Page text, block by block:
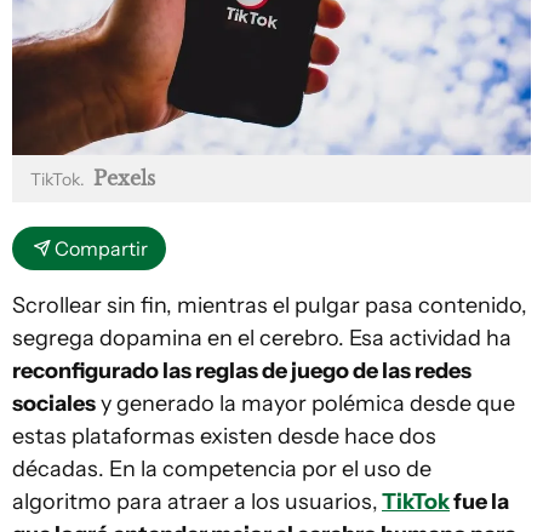
TikTok. Pexels
Compartir
Scrollear sin fin, mientras el pulgar pasa contenido,
segrega dopamina en el cerebro. Esa actividad ha
reconfigurado las reglas de juego de las redes
socialesy generado la mayor polémica desde que
estas plataformas existen desde hace dos
décadas. En la competencia por el uso de
algoritmo para atraer a los usuarios,TikTokfue la